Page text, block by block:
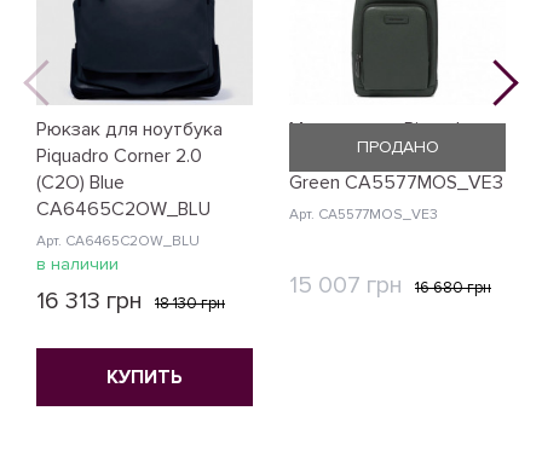
Рюкзак для ноутбука
Piquadro Corner 2.0
(C2O) Blue
CA6465C2OW_BLU
Арт. CA6465C2OW_BLU
в наличии
16 313 грн 18 130 грн
КУПИТЬ
Монорюкзак Piquadro
Modus Restyling (MOS)
Green CA5577MOS_VE3
Арт. CA5577MOS_VE3
ПРОДАНО
15 007 грн 16 680 грн